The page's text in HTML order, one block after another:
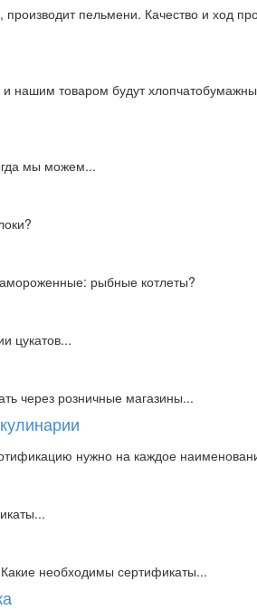
пельмени. Качество и ход
нашим товаром будут
мы можем...
рыбные котлеты?
цукатов...
через розничные магазины...
нужно на каждое
необходимы сертификаты...